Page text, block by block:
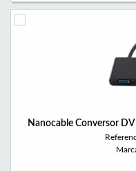
Nanocable Conversor